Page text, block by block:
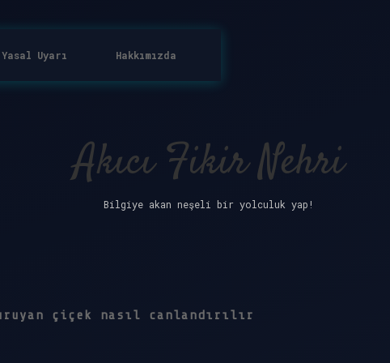
Yasal Uyarı Hakkımızda
Akıcı Fikir Nehri
Bilgiye akan neşeli bir yolculuk yap!
çiçek nasıl canlandırılır